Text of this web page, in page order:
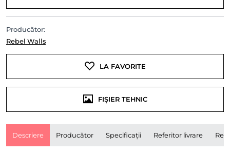
Producător:
Rebel Walls
LA FAVORITE
FIȘIER TEHNIC
Descriere Producător Specificații Referitor livrare